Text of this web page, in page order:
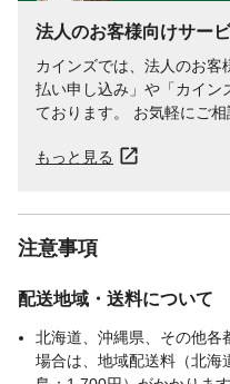
法人のお客様向けサー
カインズでは、法人のお客
払い申し込み」や「カイン
ております。 お気軽にご相
もっと見る
注意事項
配送地域・送料について
北海道、沖縄県、その他各
場合は、地域配送料（北海